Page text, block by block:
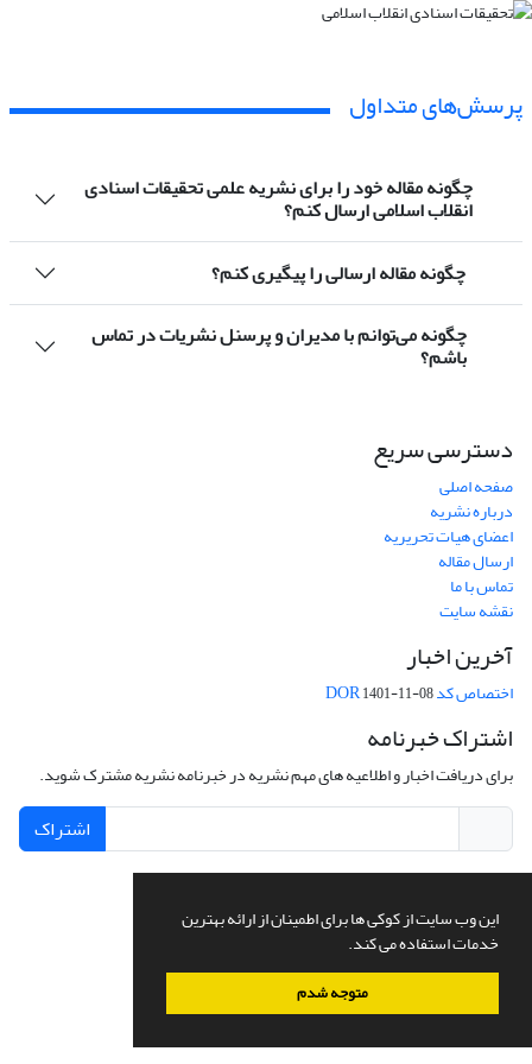
این وب سایت از کوکی ها برای اطمینان از ارائه بهترین
خدمات استفاده می کند.
متوجه شدم
پرسش‌های متداول
چگونه مقاله خود را برای نشریه علمی تحقیقات اسنادی
انقلاب اسلامی ارسال کنم؟
چگونه مقاله ارسالی را پیگیری کنم؟
چگونه می‌توانم با مدیران و پرسنل نشریات در تماس
باشم؟
دسترسی سریع
صفحه اصلی
درباره نشریه
اعضای هیات تحریریه
ارسال مقاله
تماس با ما
نقشه سایت
آخرین اخبار
اختصاص کد DOR1401-11-08
اشتراک خبرنامه
برای دریافت اخبار و اطلاعیه های مهم نشریه در خبرنامه نشریه مشترک شوید.
اشتراک
سامانه مدیریت نشریات علمی.طراحی و پیاده سازی ازسیناوب